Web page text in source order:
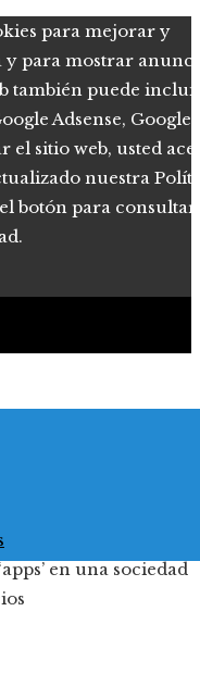
para mejorar y
para mostrar
también puede
Adsense, Google
el sitio web, usted
nuestra
botón para consultar
en una sociedad